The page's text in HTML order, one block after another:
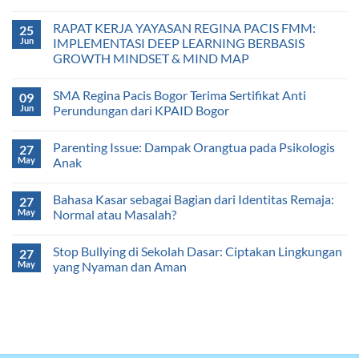
25
Jun
RAPAT KERJA YAYASAN REGINA PACIS FMM:
IMPLEMENTASI DEEP LEARNING BERBASIS
GROWTH MINDSET & MIND MAP
09
Jun
SMA Regina Pacis Bogor Terima Sertifikat Anti
Perundungan dari KPAID Bogor
27
May
Parenting Issue: Dampak Orangtua pada Psikologis
Anak
27
May
Bahasa Kasar sebagai Bagian dari Identitas Remaja:
Normal atau Masalah?
27
May
Stop Bullying di Sekolah Dasar: Ciptakan Lingkungan
yang Nyaman dan Aman